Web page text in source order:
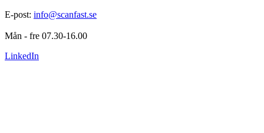
E-post: info@scanfast.se
Mån - fre 07.30-16.00
LinkedIn